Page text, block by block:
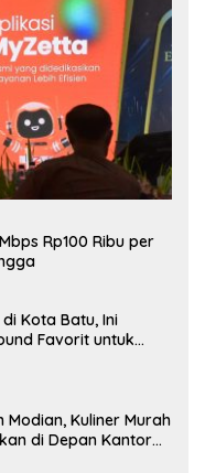
Rp100 Ribu per
Kota Batu, Ini
Favorit untuk
Modian, Kuliner Murah
di Depan Kantor